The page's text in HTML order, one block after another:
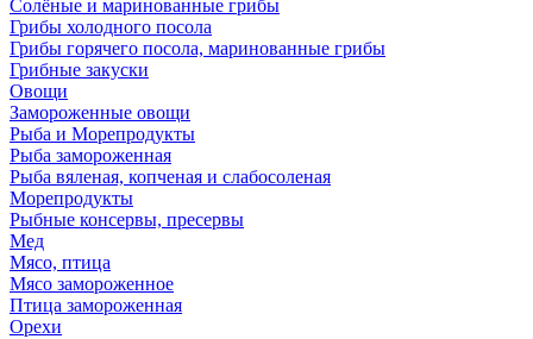
Солёные и маринованные грибы
Грибы холодного посола
Грибы горячего посола, маринованные грибы
Грибные закуски
Овощи
Замороженные овощи
Рыба и Морепродукты
Рыба замороженная
Рыба вяленая, копченая и слабосоленая
Морепродукты
Рыбные консервы, пресервы
Мед
Мясо, птица
Мясо замороженное
Птица замороженная
Орехи